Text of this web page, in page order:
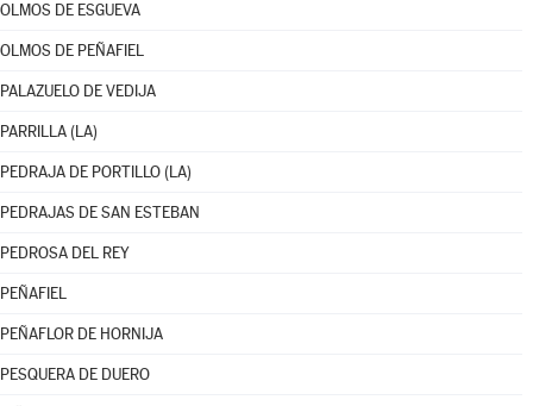
OLMOS DE ESGUEVA
OLMOS DE PEÑAFIEL
PALAZUELO DE VEDIJA
PARRILLA (LA)
PEDRAJA DE PORTILLO (LA)
PEDRAJAS DE SAN ESTEBAN
PEDROSA DEL REY
PEÑAFIEL
PEÑAFLOR DE HORNIJA
PESQUERA DE DUERO